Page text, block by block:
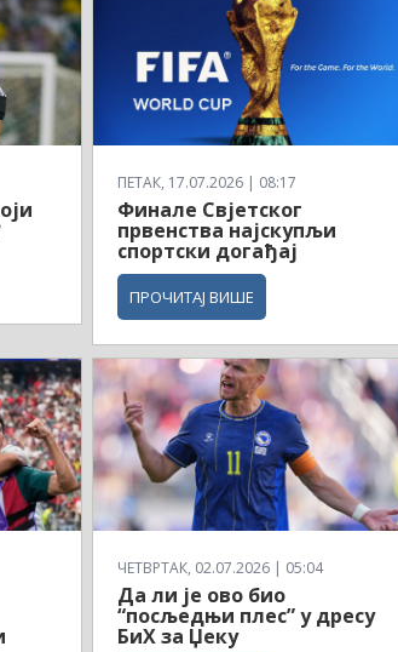
ПЕТАК, 17.07.2026 | 08:17
Финале Свјетског
првенства најскупљи
спортски догађај
ПРОЧИТАЈ ВИШЕ
ЧЕТВРТАК, 02.07.2026 | 05:04
Да ли је ово био
“посљедњи плес” у дресу
БиХ за Џеку